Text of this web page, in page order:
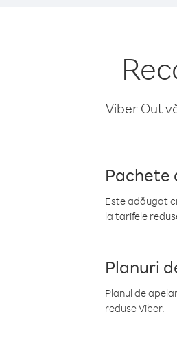
Viber Out
Pachete
Este adăugat
la tarifele
Planuri
Planul de
reduse Viber.